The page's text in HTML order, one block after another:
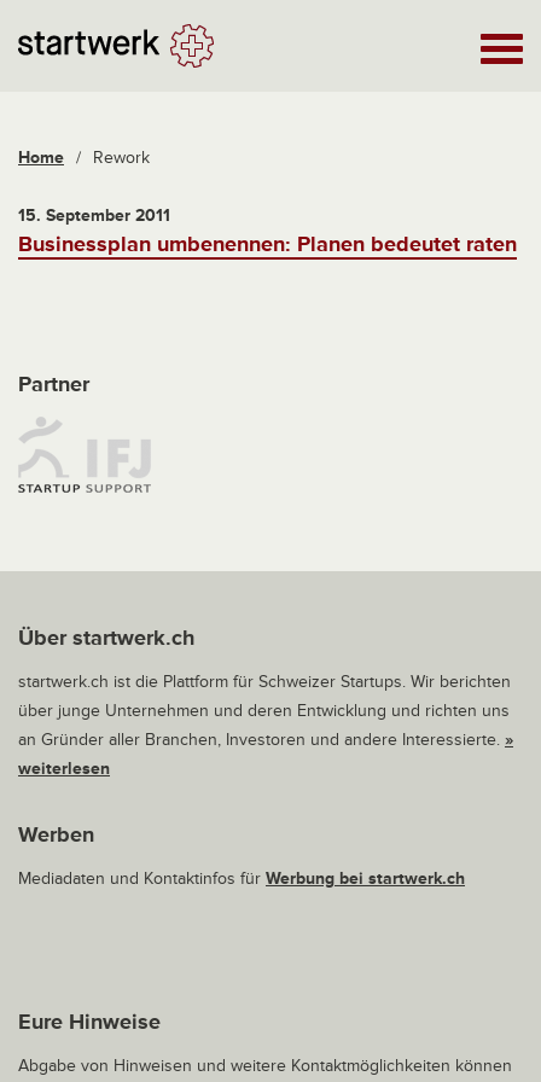
Home / Rework
15. September 2011
Businessplan umbenennen: Planen bedeutet raten
Partner
Über startwerk.ch
startwerk.ch ist die Plattform für Schweizer Startups. Wir berichten
über junge Unternehmen und deren Entwicklung und richten uns
an Gründer aller Branchen, Investoren und andere Interessierte. »
weiterlesen
Werben
Mediadaten und Kontaktinfos für Werbung bei startwerk.ch
Eure Hinweise
Abgabe von Hinweisen und weitere Kontaktmöglichkeiten können